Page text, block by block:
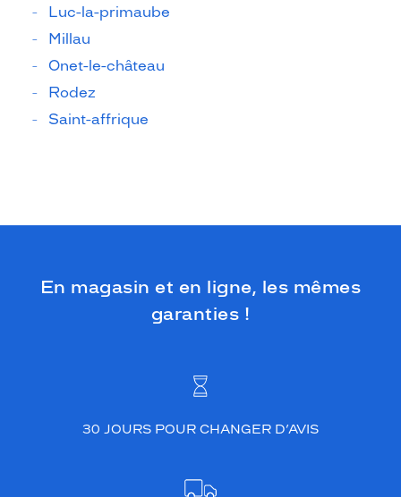
Luc-la-primaube
Millau
Onet-le-château
Rodez
Saint-affrique
En magasin et en ligne, les mêmes
garanties !
30 JOURS POUR CHANGER D’AVIS